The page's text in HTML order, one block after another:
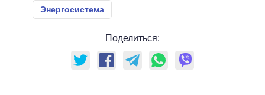
Энергосистема
Поделиться: